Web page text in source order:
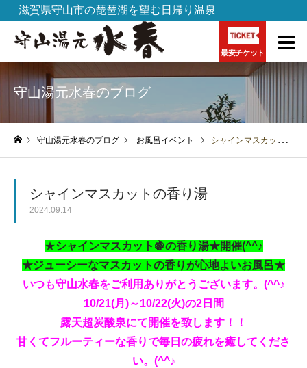
滋賀県守山市の琵琶湖を望む日帰り温泉
最安チケット
守山湯元水春のブログ
守山湯元水春のブログ お風呂イベント シャインマスカットの香り湯
シャインマスカットの香り湯
2024.09.14
★シャインマスカット🍇の香り湯★開催(^^♪
★ジューシーなマスカットの香りが心地よいお風呂★
いつも守山水春をご利用ありがとうございます。(^^♪
10/21(月)～10/22(火)の2日間
露天超炭酸泉にて開催を致します！！
甘くてフルーティーな香りで毎日の疲れを癒してくださ
い。(^^♪